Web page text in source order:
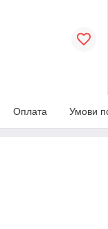
Оплата Умови